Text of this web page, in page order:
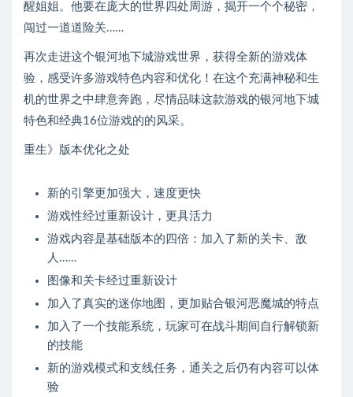
醒姐姐。他要在庞大的世界四处周游，揭开一个个秘密，
闯过一道道险关……
再次走进这个银河地下城游戏世界，获得全新的游戏体
验，感受许多游戏特色内容和优化！在这个充满神秘和生
机的世界之中肆意奔跑，尽情品味这款游戏的银河地下城
特色和经典16位游戏的的风采。
重生》版本优化之处
新的引擎更加强大，速度更快
游戏性经过重新设计，更具活力
游戏内容是基础版本的四倍：加入了新的关卡、敌
人……
图像和关卡经过重新设计
加入了真实的迷你地图，更加贴合银河恶魔城的特点
加入了一个技能系统，玩家可在战斗期间自行解锁新
的技能
新的游戏模式和支线任务，通关之后仍有内容可以体
验